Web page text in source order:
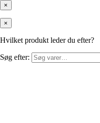
×
×
Hvilket produkt leder du efter?
Søg efter: